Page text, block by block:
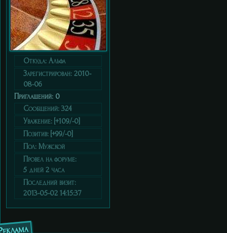
Откуда: Альфа
Зарегистрирован: 2010-
08-06
Приглашений: 0
Сообщений: 324
Уважение: [+109/-0]
Позитив: [+99/-0]
Пол: Мужской
Провел на форуме:
5 дней 2 часа
Последний визит:
2013-05-02 14:15:37